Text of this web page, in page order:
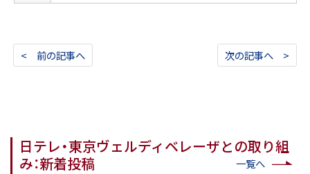
< 前の記事へ 次の記事へ >
日テレ・東京ヴェルディベレーザとの取り組
み：新着投稿
一覧へ